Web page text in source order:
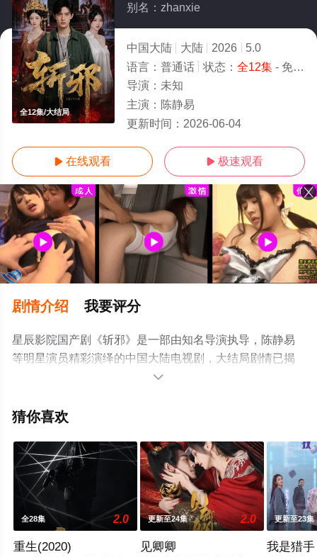
全12集/大结局
别名：zhanxie
中国大陆 大陆 2026
5.0
语言： 普通话 状态： 全12集- 免费在线观看
导演： 未知
主演： 陈静易
更新时间： 2026-06-04
 在线观看  极速观看
剧情介绍 我要评分
星辰影院国产剧《斩邪》是一部由知名导演执导，陈静易
等明星演员精彩演绎的中国大陆电视剧，大结局剧情已揭
晓（全12集），手机免费观看高清无删减完整版电视剧全
信息可移步至豆瓣电视剧、电视猫或剧情网等平台了解。

猜你喜欢
全28集 2.0
重生(2020)
更新至24集 2.0
见卿卿
更新至23集
我是猎手